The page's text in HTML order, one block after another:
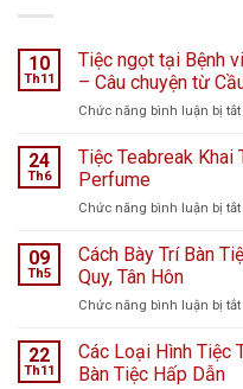
10
Th11
Tiệc ngọt tại Bệnh
– Câu chuyện từ
Chức năng bình luận bị tắtở
24
Th6
Tiệc Teabreak Khai
Perfume
Chức năng bình luận bị tắtở
09
Th5
Cách Bày Trí Bàn
Quy, Tân Hôn
Chức năng bình luận bị tắtở
22
Th11
Các Loại Hình Tiệc
Bàn Tiệc Hấp Dẫn